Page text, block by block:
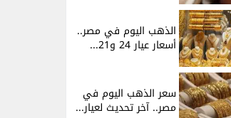
الذهب اليوم في مصر..
أسعار عيار 24 و21...
سعر الذهب اليوم في
مصر.. آخر تحديث لعيار...